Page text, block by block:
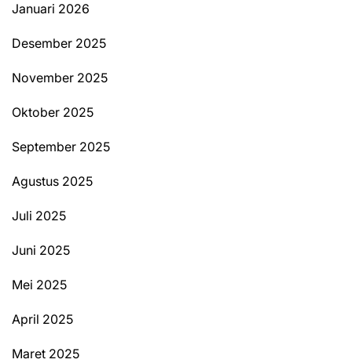
Januari 2026
Desember 2025
November 2025
Oktober 2025
September 2025
Agustus 2025
Juli 2025
Juni 2025
Mei 2025
April 2025
Maret 2025